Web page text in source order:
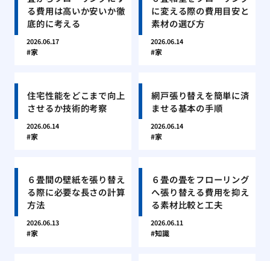
る費用は高いか安いか徹
底的に考える
2026.06.17
家
に変える際の費用目安と
素材の選び方
2026.06.14
家
住宅性能をどこまで向上
させるか技術的考察
2026.06.14
家
網戸張り替えを簡単に済
ませる基本の手順
2026.06.14
家
６畳間の壁紙を張り替え
る際に必要な長さの計算
方法
2026.06.13
家
６畳の畳をフローリング
へ張り替える費用を抑え
る素材比較と工夫
2026.06.11
知識